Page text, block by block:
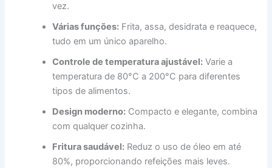
vez.
Várias funções: Frita, assa, desidrata e reaquece,
tudo em um único aparelho.
Controle de temperatura ajustável: Varie a
temperatura de 80°C a 200°C para diferentes
tipos de alimentos.
Design moderno: Compacto e elegante, combina
com qualquer cozinha.
Fritura saudável: Reduz o uso de óleo em até
80%, proporcionando refeições mais leves.